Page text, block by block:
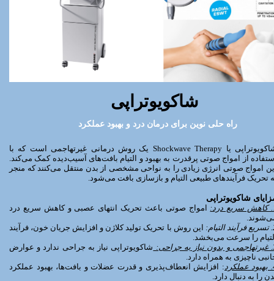
​​​شاکویوتراپی
شاکویوتراپی یا Shockwave Therapy یک روش درمانی غیرتهاجمی است که با
از امواج صوتی پرقدرت به بهبود و التیام بافت‌های آسیب‌دیده کمک می‌کند.
امواج صوتی انرژی زیادی را به نواحی مشخصی از بدن منتقل می‌کنند که منجر
تحریک فرآیندهای طبیعی التیام و بازسازی بافت می‌شود.
شاکویوتراپی
امواج صوتی باعث تحریک انتهای عصبی و کاهش سریع درد
این روش با تحریک تولید کلاژن و افزایش جریان خون، فرآیند
را سرعت می‌بخشد.
جراحی:
شاکویوتراپی نیاز به جراحی ندارد و عوارض
ناچیزی به همراه دارد.
: افزایش انعطاف‌پذیری و قدرت عضلات و بافت‌ها، بهبود عملکرد
را به دنبال دارد.
راه حلی نوین برای درمان درد و بهبود عملکرد